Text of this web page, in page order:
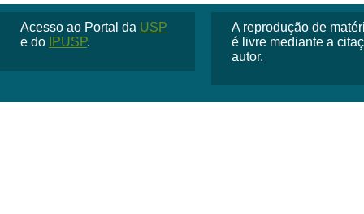
Acesso ao Portal da USP
e do
IPUSP.
A reprodução de
é livre mediante a
autor.